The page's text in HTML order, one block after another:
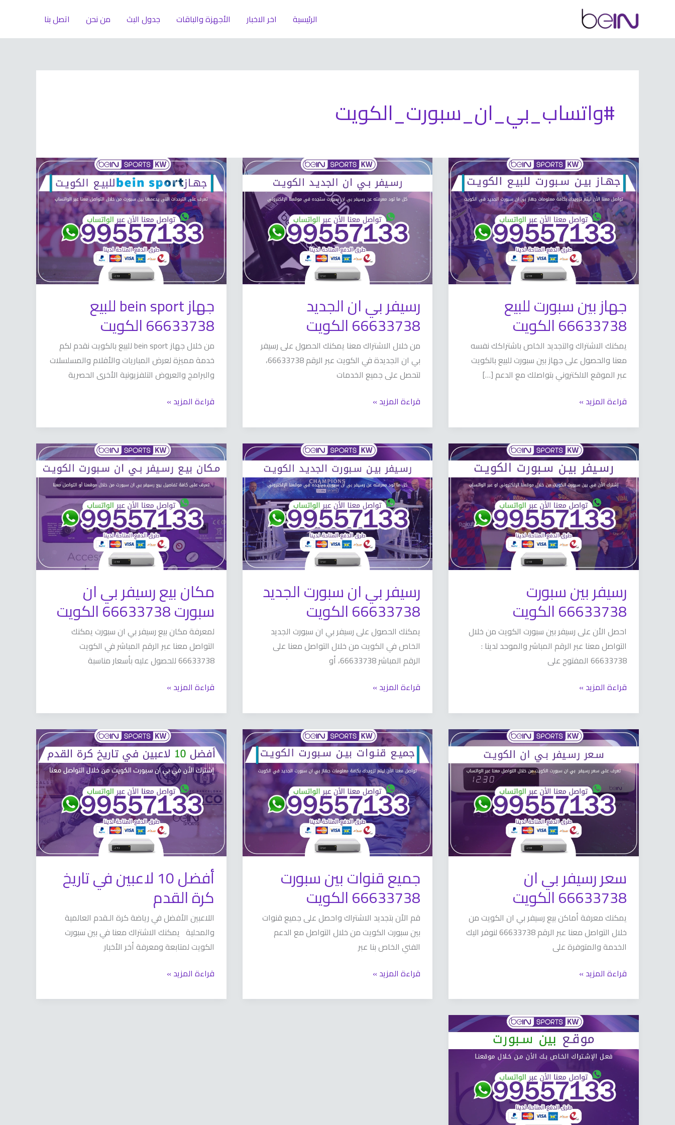
المحتوى
الرئيسية اخر الاخبار الأجهزة والباقات جدول البث من نحن اتصل بنا
#واتساب_بي_ان_سبورت_الكويت
جهاز بين سبورت للبيع
66633738 الكويت
يمكنك الاشتراك والتجديد الخاص باشتراكك نفسه
معنا والحصول على جهاز بين سبورت للبيع بالكويت
عبر الموقع الالكتروني بتواصلك مع الدعم […]
جهاز
بين
سبورت
للبيع
66633738
الكويت
قراءة المزيد »
رسيفر بي ان الجديد
66633738 الكويت
من خلال الاشتراك معنا يمكنك الحصول على رسيفر
بي ان الجديدة في الكويت عبر الرقم 66633738،
لتحصل على جميع الخدمات
رسيفر
بي
ان
66633738
الكويت
قراءة المزيد »
جهاز bein sport للبيع
66633738 الكويت
من خلال جهاز bein sport للبيع بالكويت نقدم لكم
خدمة مميزة لعرض المباريات والأفلام والمسلسلات
والبرامج والعروض التلفزيونية الأخرى الحصرية
جهاز
bein
sport
للبيع
66633738
الكويت
قراءة المزيد »
رسيفر بين سبورت
66633738 الكويت
احصل الأن على رسيفر بين سبورت الكويت من خلال
التواصل معنا عبر الرقم المباشر والموحد لدينا :
66633738 المفتوح على
رسيفر
بين
سبورت
66633738
الكويت
قراءة المزيد »
رسيفر بي ان سبورت الجديد
66633738 الكويت
يمكنك الحصول على رسيفر بي ان سبورت الجديد
الخاص في الكويت من خلال التواصل معنا على
الرقم المباشر 66633738، أو
رسيفر
بي
ان
سبورت
الجديد
66633738
الكويت
قراءة المزيد »
مكان بيع رسيفر بي ان
سبورت 66633738 الكويت
لمعرفة مكان بيع رسيفر بي ان سبورت يمكنك
التواصل معنا عبر الرقم المباشر في الكويت
66633738 للحصول عليه بأسعار مناسبة
مكان
بيع
رسيفر
بي
ان
سبورت
66633738
الكويت
قراءة المزيد »
سعر رسيفر بي ان
66633738 الكويت
يمكنك معرفة أماكن بيع رسيفر بي ان الكويت من
خلال التواصل معنا عبر الرقم 66633738 لنوفر اليك
الخدمة والمتوفرة على
سعر
رسيفر
بي
ان
66633738
الكويت
قراءة المزيد »
جميع قنوات بين سبورت
66633738 الكويت
قم الأن بتجديد الاشتراك واحصل على جميع قنوات
بين سبورت الكويت من خلال التواصل مع الدعم
الفني الخاص بنا عبر
جميع
قنوات
بين
سبورت
66633738
الكويت
قراءة المزيد »
أفضل 10 لاعبين في تاريخ
كرة القدم
اللاعبين الأفضل في رياضة كرة الـقدم العالمية
والمحلية يمكنك الاشتراك معنا في بين سبورت
الكويت لمتابعة ومعرفة أخر الأخبار
أفضل
10
لاعبين
في
تاريخ
كرة
القدم
قراءة المزيد »
موقع
بين
سبورت
66633738